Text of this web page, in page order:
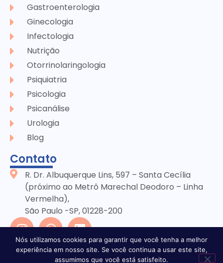
Gastroenterologia
Ginecologia
Infectologia
Nutrição
Otorrinolaringologia
Psiquiatria
Psicologia
Psicanálise
Urologia
Blog
Contato
R. Dr. Albuquerque Lins, 597 – Santa Cecília
(próximo ao Metrô Marechal Deodoro – Linha
Vermelha),
São Paulo -SP, 01228-200
Nós utilizamos cookies para garantir que você tenha a melhor
experiência em nosso site. Se você continua a usar este site,
assumimos que você está satisfeito.